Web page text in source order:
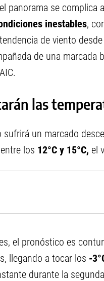
panorama se complica
inestables,
de viento
de una
las
sufrirá un marcado
los 12°C y 15°C, el
el pronóstico es
llegando a tocar los -
durante la